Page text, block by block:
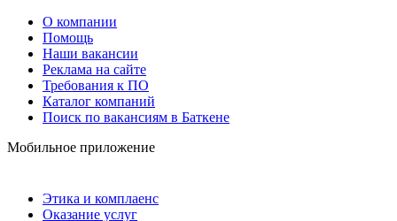
О компании
Помощь
Наши вакансии
Реклама на сайте
Требования к ПО
Каталог компаний
Поиск по вакансиям в Баткене
Мобильное приложение
Этика и комплаенс
Оказание услуг